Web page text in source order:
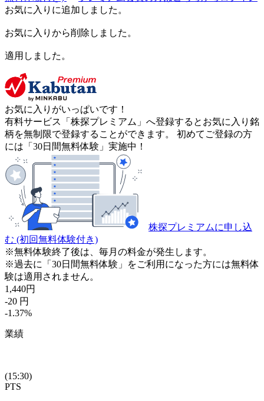
お気に入りに追加しました。
お気に入りから削除しました。
適用しました。
お気に入りがいっぱいです！
有料サービス「株探プレミアム」へ登録するとお気に入り銘
柄を無制限で登録することができます。 初めてご登録の方
には「30日間無料体験」実施中！
株探プレミアムに申し込
む (初回無料体験付き)
※無料体験終了後は、毎月の料金が発生します。
※過去に「30日間無料体験」をご利用になった方には無料体
験は適用されません。
1,440円
-20 円
-1.37%
業績
(15:30)
PTS